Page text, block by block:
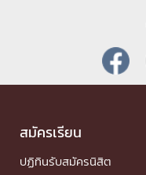
สมัครเรียน
ปฏิทินรับสมัครนิสิต